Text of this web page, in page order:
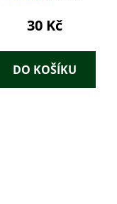
30 Kč
DO KOŠÍKU